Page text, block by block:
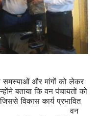
समस्याओं और मांगों को लेकर
बताया कि वन पंचायतों को
विकास कार्य प्रभावित
वन